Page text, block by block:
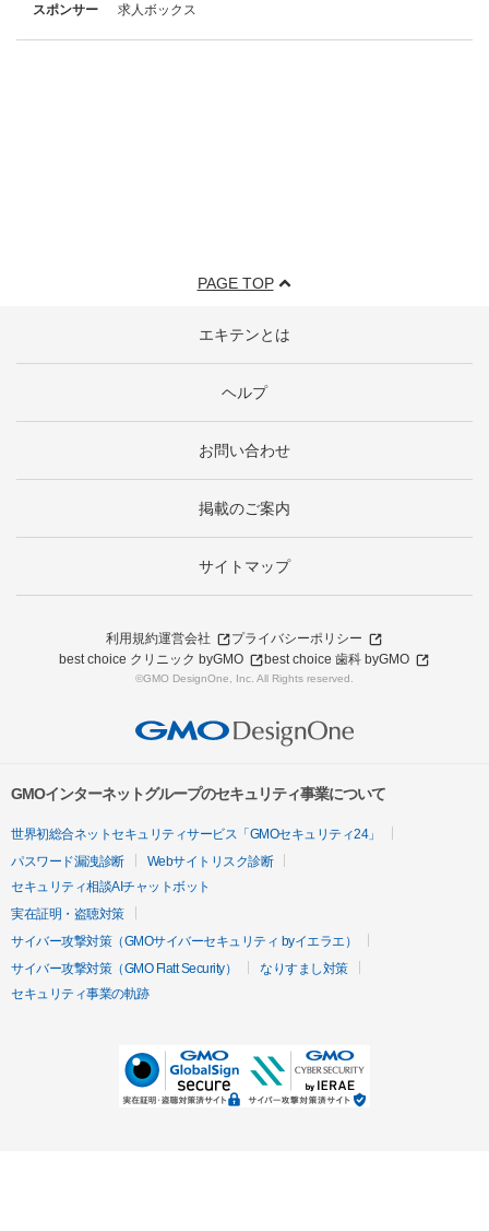
スポンサー
求人ボックス
PAGE TOP
エキテンとは
ヘルプ
お問い合わせ
掲載のご案内
サイトマップ
利用規約運営会社
プライバシーポリシー
best choice クリニック byGMO
best choice 歯科 byGMO
©GMO DesignOne, Inc. All Rights reserved.
GMOインターネットグループのセキュリティ事業について
世界初総合ネットセキュリティサービス「GMOセキュリティ24」
パスワード漏洩診断
Webサイトリスク診断
セキュリティ相談AIチャットボット
実在証明・盗聴対策
サイバー攻撃対策（GMOサイバーセキュリティ byイエラエ）
サイバー攻撃対策（GMO Flatt Security）
なりすまし対策
セキュリティ事業の軌跡